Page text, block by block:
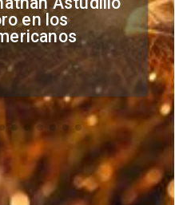
fiesta
a los mejores